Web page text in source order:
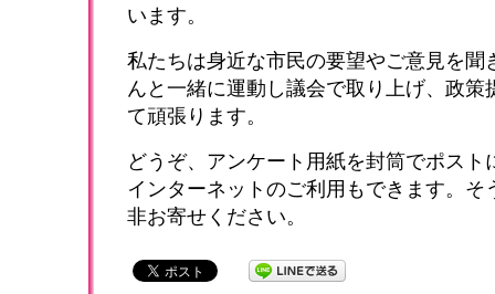
います。
私たちは身近な市民の要望やご意見を聞
んと一緒に運動し議会で取り上げ、政策
て頑張ります。
どうぞ、アンケート用紙を封筒でポスト
インターネットのご利用もできます。そ
非お寄せください。